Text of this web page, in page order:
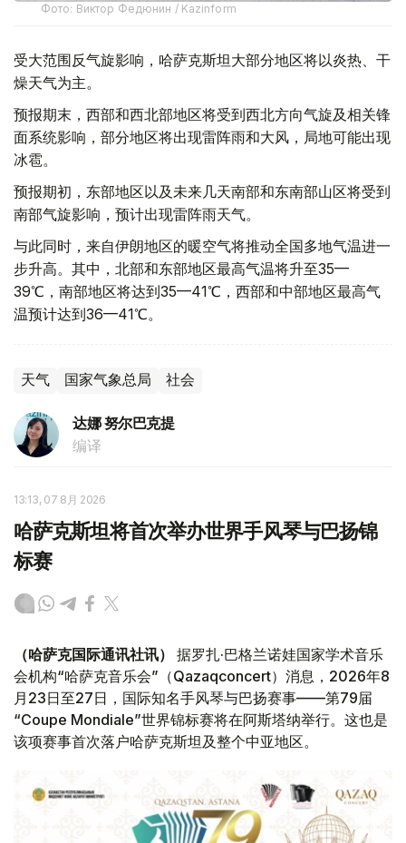
Фото: Виктор Федюнин / Kazinform
受大范围反气旋影响，哈萨克斯坦大部分地区将以炎热、干
燥天气为主。
预报期末，西部和西北部地区将受到西北方向气旋及相关锋
面系统影响，部分地区将出现雷阵雨和大风，局地可能出现
冰雹。
预报期初，东部地区以及未来几天南部和东南部山区将受到
南部气旋影响，预计出现雷阵雨天气。
与此同时，来自伊朗地区的暖空气将推动全国多地气温进一
步升高。其中，北部和东部地区最高气温将升至35—
39℃，南部地区将达到35—41℃，西部和中部地区最高气
温预计达到36—41℃。
天气 国家气象总局 社会
达娜 努尔巴克提
编译
13:13, 07 8月 2026
哈萨克斯坦将首次举办世界手风琴与巴扬锦
标赛
（哈萨克国际通讯社讯）
据罗扎·巴格兰诺娃国家学术音乐
会机构“哈萨克音乐会”（Qazaqconcert）消息，2026年8
月23日至27日，国际知名手风琴与巴扬赛事——第79届
“Coupe Mondiale”世界锦标赛将在阿斯塔纳举行。这也是
该项赛事首次落户哈萨克斯坦及整个中亚地区。